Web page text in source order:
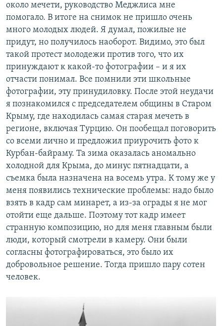
около мечети, руководство Меджлиса мне
помогало. В итоге на снимок не пришло очень
много молодых людей. Я думал, пожилые не
придут, но получилось наоборот. Видимо, это был
такой протест молодежи против того, что их
принуждают к какой-то фотографии – и я их
отчасти понимал. Все помнили эти школьные
фотографии, эту принудиловку. После этой неудачи
я познакомился с председателем общины в Старом
Крыму, где находилась самая старая мечеть в
регионе, включая Турцию. Он пообещал поговорить
со всеми лично и предложил приурочить фото к
Курбан-байраму. Та зима оказалась аномально
холодной для Крыма, до минус пятнадцати, а
съемка была назначена на восемь утра. К тому же у
меня появились технические проблемы: надо было
взять в кадр сам минарет, а из-за ограды я не мог
отойти еще дальше. Поэтому тот кадр имеет
странную композицию, но для меня главным были
люди, который смотрели в камеру. Они были
согласны фотографироваться, это было их
добровольное решение. Тогда пришло пару сотен
человек.